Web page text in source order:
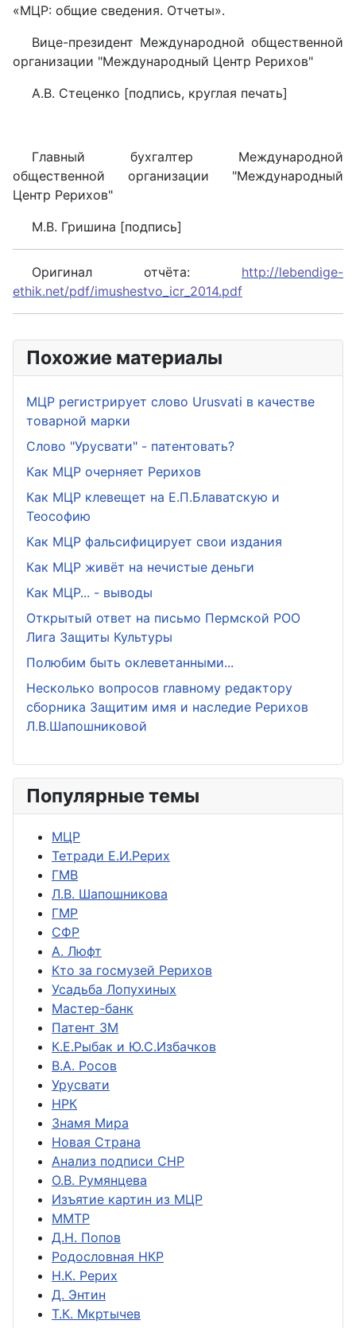
«МЦР: общие сведения. Отчеты».
Вице-президент Международной общественной
организации "Международный Центр Рерихов"
А.В. Стеценко [подпись, круглая печать]
Главный бухгалтер Международной
общественной организации "Международный
Центр Рерихов"
М.В. Гришина [подпись]
Оригинал отчёта: http://lebendige-
ethik.net/pdf/imushestvo_icr_2014.pdf
Похожие материалы
МЦР регистрирует слово Urusvati в качестве
товарной марки
Слово "Урусвати" - патентовать?
Как МЦР очерняет Рерихов
Как МЦР клевещет на Е.П.Блаватскую и
Теософию
Как МЦР фальсифицирует свои издания
Как МЦР живёт на нечистые деньги
Как МЦР... - выводы
Открытый ответ на письмо Пермской РОО
Лига Защиты Культуры
Полюбим быть оклеветанными...
Несколько вопросов главному редактору
сборника Защитим имя и наследие Рерихов
Л.В.Шапошниковой
Популярные темы
МЦР
Тетради Е.И.Рерих
ГМВ
Л.В. Шапошникова
ГМР
СФР
А. Люфт
Кто за госмузей Рерихов
Усадьба Лопухиных
Мастер-банк
Патент ЗМ
К.Е.Рыбак и Ю.С.Избачков
В.А. Росов
Урусвати
НРК
Знамя Мира
Новая Страна
Анализ подписи СНР
О.В. Румянцева
Изъятие картин из МЦР
ММТР
Д.Н. Попов
Родословная НКР
Н.К. Рерих
Д. Энтин
Т.К. Мкртычев